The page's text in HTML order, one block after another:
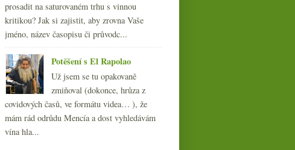
prosadit na saturovaném trhu s vinnou
kritikou? Jak si zajistit, aby zrovna Vaše
jméno, název časopisu či průvodc...
Potěšení s El Rapolao
Už jsem se tu opakovaně
zmiňoval (dokonce, hrůza z
covidových časů, ve formátu videa… ), že
mám rád odrůdu Mencía a dost vyhledávám
vína hla...